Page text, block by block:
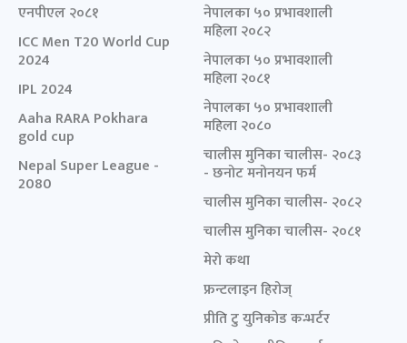
एनपीएल २०८१
ICC Men T20 World Cup
2024
IPL 2024
Aaha RARA Pokhara
gold cup
Nepal Super League -
2080
नेपालका ५० प्रभावशाली
महिला २०८२
नेपालका ५० प्रभावशाली
महिला २०८१
नेपालका ५० प्रभावशाली
महिला २०८०
चालीस मुनिका चालीस- २०८३
- छनोट मनोनयन फर्म
चालीस मुनिका चालीस- २०८२
चालीस मुनिका चालीस- २०८१
मेरो कथा
फ्रन्टलाइन हिरोज्
प्रीति टु युनिकोड कन्भर्टर